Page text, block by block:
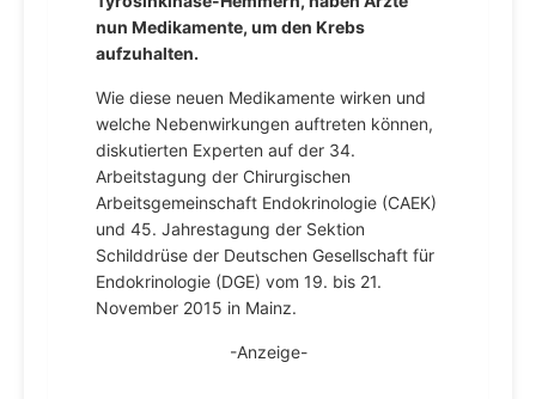
nun Medikamente, um den Krebs
aufzuhalten.
Wie diese neuen Medikamente wirken und
welche Nebenwirkungen auftreten können,
diskutierten Experten auf der 34.
Arbeitstagung der Chirurgischen
Arbeitsgemeinschaft Endokrinologie (CAEK)
und 45. Jahrestagung der Sektion
Schilddrüse der Deutschen Gesellschaft für
Endokrinologie (DGE) vom 19. bis 21.
November 2015 in Mainz.
-Anzeige-